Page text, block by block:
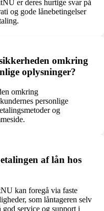
er deres hurtige svar på
og gode lånebetingelser
omkring
oplysninger?
omkring
personlige
og
af lån hos
kan foregå via faste
som låntageren selv
service og support i